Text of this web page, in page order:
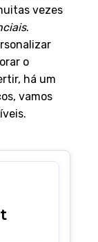
vezes
.
o
há um
vamos